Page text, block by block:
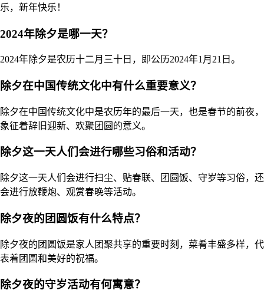
乐，新年快乐！
2024年除夕是哪一天？
2024年除夕是农历十二月三十日，即公历2024年1月21日。
除夕在中国传统文化中有什么重要意义？
除夕在中国传统文化中是农历年的最后一天，也是春节的前夜，
象征着辞旧迎新、欢聚团圆的意义。
除夕这一天人们会进行哪些习俗和活动？
除夕这一天人们会进行扫尘、贴春联、团圆饭、守岁等习俗，还
会进行放鞭炮、观赏春晚等活动。
除夕夜的团圆饭有什么特点？
除夕夜的团圆饭是家人团聚共享的重要时刻，菜肴丰盛多样，代
表着团圆和美好的祝福。
除夕夜的守岁活动有何寓意？